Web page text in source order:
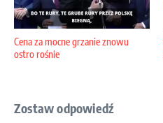
Cena za mocne grzanie znowu
ostro rośnie
Zostaw odpowiedź